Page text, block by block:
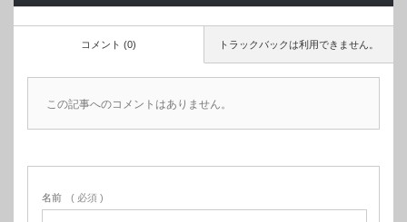
トラックバックは利用できません。
コメント (0)
この記事へのコメントはありません。
名前 ( 必須 )